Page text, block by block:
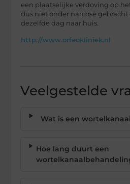
een plaatselijke verdoving op
dus niet onder narcose
dezelfde dag naar huis.
http://www.orfeokliniek.nl
Veelgestelde
Wat is een
Hoe lang duurt een